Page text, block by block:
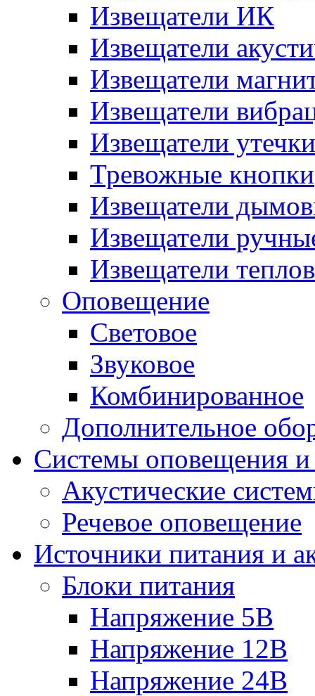
Извещатели ИК
Извещатели
Извещатели
Извещатели
Извещатели утечки
Тревожные кнопки
Извещатели
Извещатели
Извещатели
Оповещение
Световое
Звуковое
Комбинированное
Дополнительное
Системы оповещения и
Акустические
Речевое оповещение
Источники питания и
Блоки питания
Напряжение 5В
Напряжение 12В
Напряжение 24В